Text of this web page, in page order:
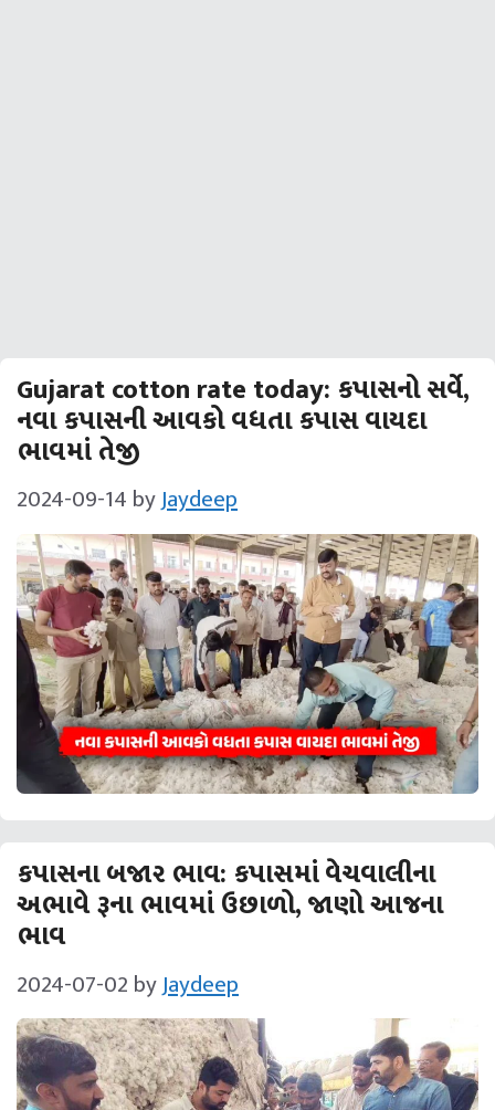
Gujarat cotton rate today: કપાસનો સર્વે,
નવા કપાસની આવકો વધતા કપાસ વાયદા
ભાવમાં તેજી
2024-09-14 byJaydeep
કપાસના બજાર ભાવ: કપાસમાં વેચવાલીના
અભાવે રૂના ભાવમાં ઉછાળો, જાણો આજના
ભાવ
2024-07-02 byJaydeep